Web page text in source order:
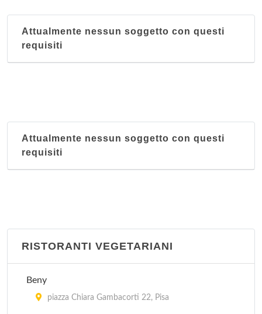
Attualmente nessun soggetto con questi
requisiti
Attualmente nessun soggetto con questi
requisiti
RISTORANTI VEGETARIANI
Beny
piazza Chiara Gambacorti 22, Pisa